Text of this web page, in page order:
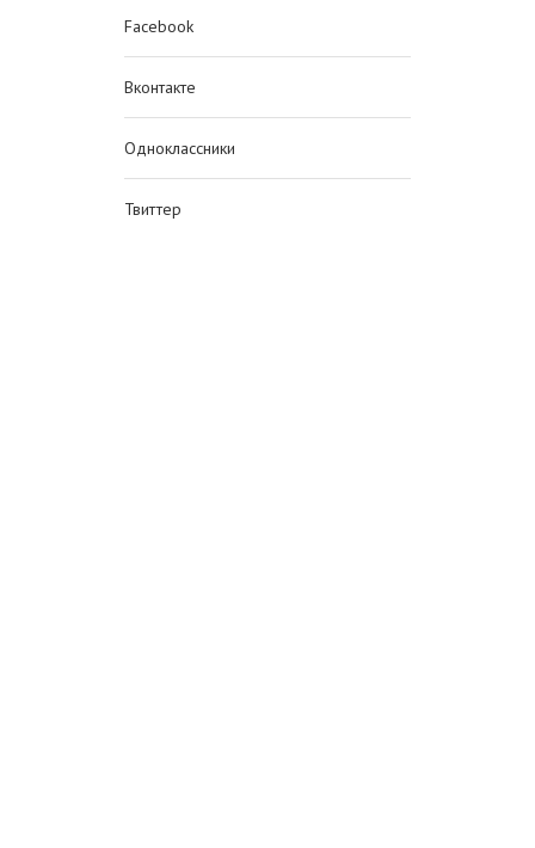
Facebook
Вконтакте
Одноклассники
Твиттер